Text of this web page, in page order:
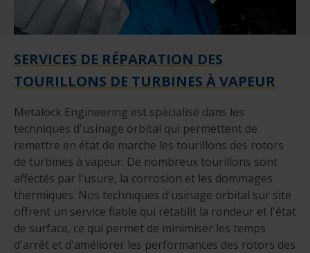
SERVICES DE RÉPARATION DES
TOURILLONS DE TURBINES À VAPEUR
Metalock Engineering est spécialisé dans les
techniques d'usinage orbital qui permettent de
remettre en état de marche les tourillons des rotors
de turbines à vapeur. De nombreux tourillons sont
affectés par l'usure, la corrosion et les dommages
thermiques. Nos techniques d'usinage orbital sur site
offrent un service fiable qui rétablit la rondeur et l'état
de surface, ce qui permet de minimiser les temps
d'arrêt et d'améliorer les performances des rotors des